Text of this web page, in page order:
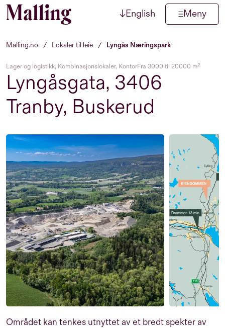
Hopp til innhold ↓English Meny
Malling.no / Lokaler til leie / Lyngås Næringspark
Lager og logistikk, Kombinasjonslokaler, KontorFra 3000 til 20000 m²
Lyngåsgata, 3406
Tranby, Buskerud
Området kan tenkes utnyttet av et bredt spekter av